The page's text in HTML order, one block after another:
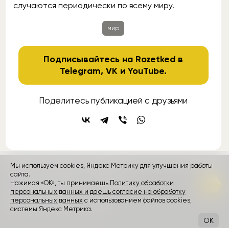
случаются периодически по всему миру.
мир
Подписывайтесь на Rozetked в
Telegram,VK иYouTube.
Поделитесь публикацией с друзьями
контакты
Rozetked © 2026
Пользовательское соглашение
Мы используем cookies, Яндекс Метрику для улучшения работы
сайта.
Нажимая «ОК», ты принимаешь Политику обработки
персональных данных и даешь согласие на обработку
персональных данных с использованием файлов cookies,
системы Яндекс Метрика.
OK